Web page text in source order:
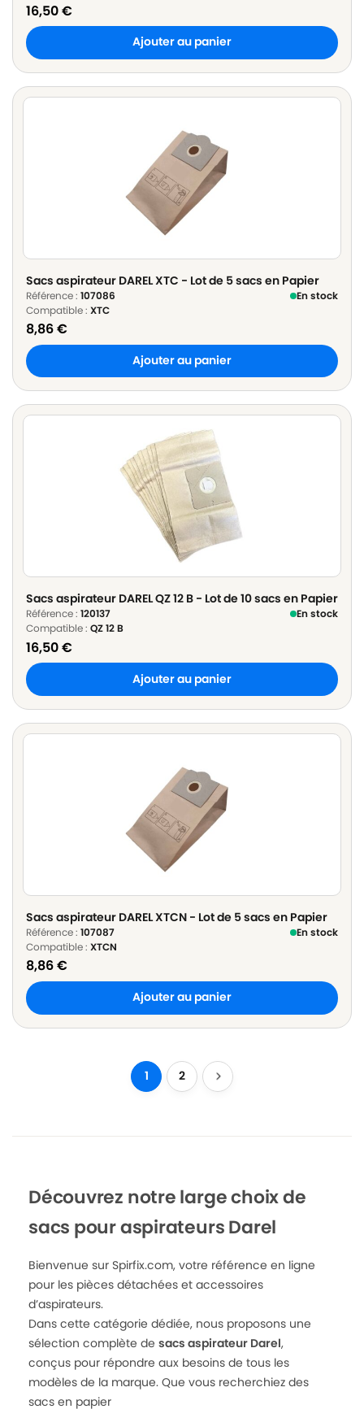
16,50€
Ajouter au panier
Sacs aspirateur DAREL XTC - Lot de 5 sacs en Papier
Référence : 107086
En stock
Compatible : XTC
8,86€
Ajouter au panier
Sacs aspirateur DAREL QZ 12 B - Lot de 10 sacs en Papier
Référence : 120137
En stock
Compatible : QZ 12 B
16,50€
Ajouter au panier
Sacs aspirateur DAREL XTCN - Lot de 5 sacs en Papier
Référence : 107087
En stock
Compatible : XTCN
8,86€
Ajouter au panier
1 2
Découvrez notre large choix de
sacs pour aspirateurs Darel
Bienvenue sur Spirfix.com, votre référence en ligne
pour les pièces détachées et accessoires
d’aspirateurs.
Dans cette catégorie dédiée, nous proposons une
sélection complète de sacs aspirateur Darel,
conçus pour répondre aux besoins de tous les
modèles de la marque. Que vous recherchiez des
sacs en papier